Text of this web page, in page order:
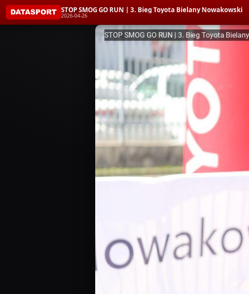
STOP SMOG GO RUN | 3. Bieg Toyota Bielany Nowakowski
2026-04-26